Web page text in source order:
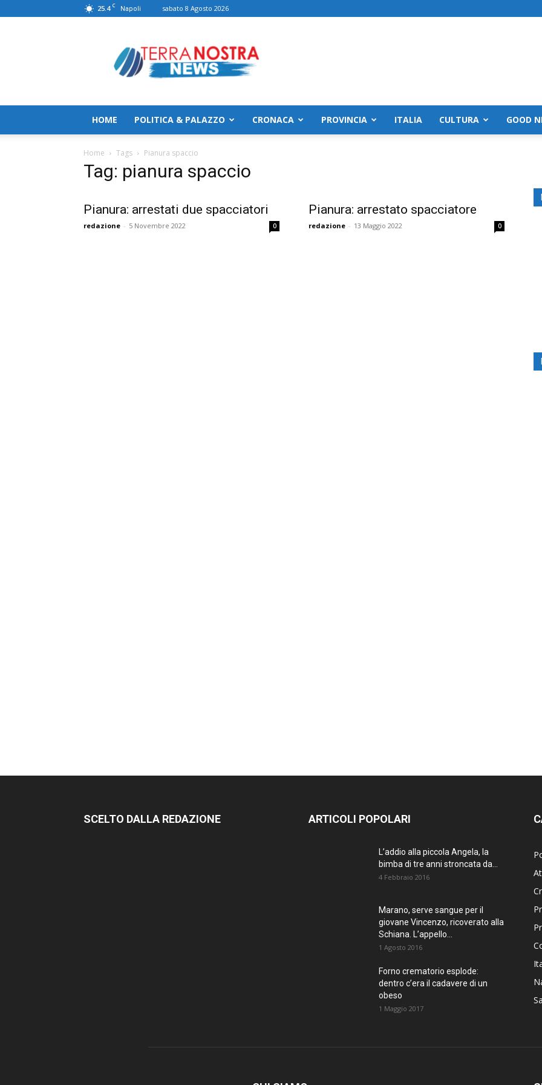
25.4 C Napoli sabato 8 Agosto 2026
HOME POLITICA & PALAZZO CRONACA PROVINCIA ITALIA CULTURA GOOD
Home Tags Pianura spaccio
Tag: pianura spaccio
Pianura: arrestati due spacciatori
redazione - 5 Novembre 2022 0
Pianura: arrestato spacciatore
redazione - 13 Maggio 2022 0
SCELTO DALLA REDAZIONE ARTICOLI POPOLARI
L’addio alla piccola Angela, la
bimba di tre anni stroncata da...
4 Febbraio 2016
Marano, serve sangue per il
giovane Vincenzo, ricoverato alla
Schiana. L’appello...
1 Agosto 2016
Forno crematorio esplode:
dentro c’era il cadavere di un
obeso
1 Maggio 2017